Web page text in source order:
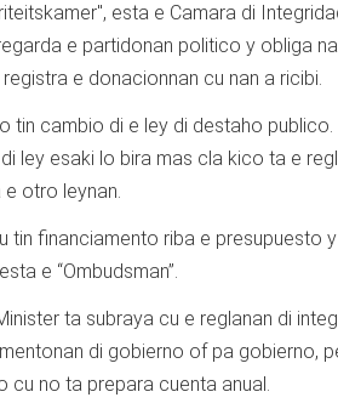
esta e Camara di
e partidonan politico y obliga
e donacionnan cu nan a ricibi.
tin cambio di e ley di destaho
ley esaki lo bira mas cla kico ta e
e otro leynan.
tin financiamento riba e presupuesto
e “Ombudsman”.
ta subraya cu e reglanan di
di gobierno of pa gobierno,
cu no ta prepara cuenta anual.